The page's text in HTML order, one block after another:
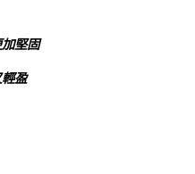
堅固
盈